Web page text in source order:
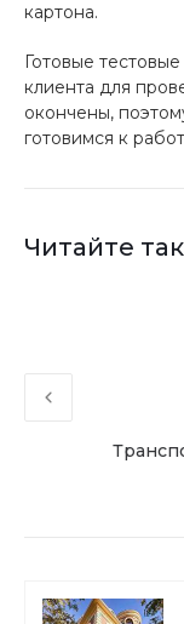
картона.
Готовые
клиента для
окончены,
готовимся к
Читайте